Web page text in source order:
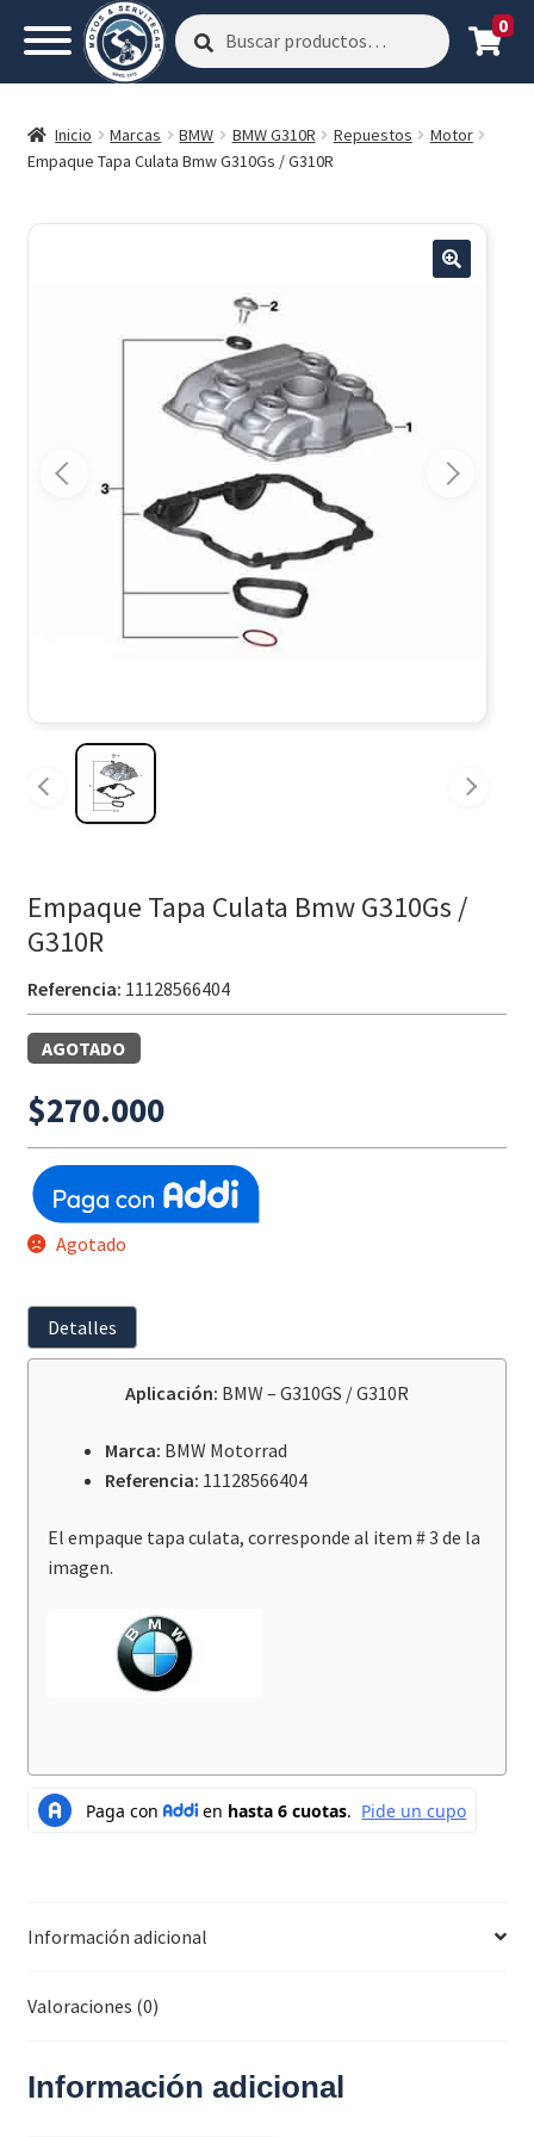
Buscar
por:
Buscar 0
Inicio Marcas BMW BMW G310R Repuestos
Motor
Empaque Tapa Culata Bmw G310Gs / G310R
Empaque Tapa Culata Bmw G310Gs /
G310R
Referencia: 11128566404
AGOTADO
$270.000
Agotado
Detalles
Aplicación: BMW – G310GS / G310R
Marca: BMW Motorrad
Referencia: 11128566404
El empaque tapa culata, corresponde al item # 3 de la
imagen.
Información adicional
Valoraciones (0)
Información adicional